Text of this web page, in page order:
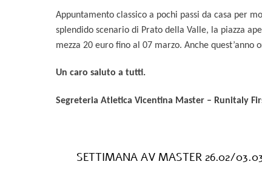
Appuntamento classico a pochi passi da casa per
splendido scenario di Prato della Valle, la piazza
mezza 20 euro fino al 07 marzo. Anche
Un caro saluto a tutti.
Segreteria Atletica Vicentina Master – Runitaly
SETTIMANA AV MASTER 26.02/